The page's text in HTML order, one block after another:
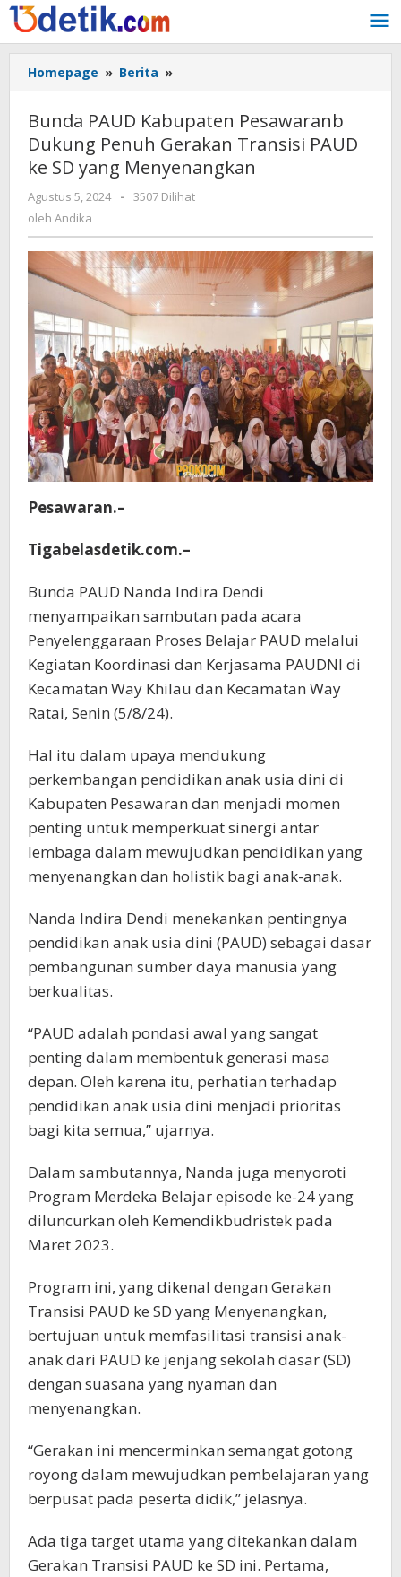
Lewati
ke
konten
Homepage » Berita »
PAUD
Pesawaranb
Dukung
Penuh
Transisi
ke
SD
yang
Menyenangkan
Bunda PAUD Kabupaten Pesawaranb
Dukung Penuh Gerakan Transisi PAUD
ke SD yang Menyenangkan
Agustus 5, 2024
oleh
-
3507 Dilihat
oleh Andika
Pesawaran.–
Tigabelasdetik.com.–
Bunda PAUD Nanda Indira Dendi
menyampaikan sambutan pada acara
Penyelenggaraan Proses Belajar PAUD melalui
Kegiatan Koordinasi dan Kerjasama PAUDNI di
Kecamatan Way Khilau dan Kecamatan Way
Ratai, Senin (5/8/24).
Hal itu dalam upaya mendukung
perkembangan pendidikan anak usia dini di
Kabupaten Pesawaran dan menjadi momen
penting untuk memperkuat sinergi antar
lembaga dalam mewujudkan pendidikan yang
menyenangkan dan holistik bagi anak-anak.
Nanda Indira Dendi menekankan pentingnya
pendidikan anak usia dini (PAUD) sebagai dasar
pembangunan sumber daya manusia yang
berkualitas.
“PAUD adalah pondasi awal yang sangat
penting dalam membentuk generasi masa
depan. Oleh karena itu, perhatian terhadap
pendidikan anak usia dini menjadi prioritas
bagi kita semua,” ujarnya.
Dalam sambutannya, Nanda juga menyoroti
Program Merdeka Belajar episode ke-24 yang
diluncurkan oleh Kemendikbudristek pada
Maret 2023.
Program ini, yang dikenal dengan Gerakan
Transisi PAUD ke SD yang Menyenangkan,
bertujuan untuk memfasilitasi transisi anak-
anak dari PAUD ke jenjang sekolah dasar (SD)
dengan suasana yang nyaman dan
menyenangkan.
“Gerakan ini mencerminkan semangat gotong
royong dalam mewujudkan pembelajaran yang
berpusat pada peserta didik,” jelasnya.
Ada tiga target utama yang ditekankan dalam
Gerakan Transisi PAUD ke SD ini. Pertama,